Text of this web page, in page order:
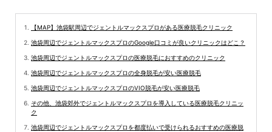
【MAP】池袋駅周辺でジェントルマックスプロがある医療脱毛クリニック
池袋周辺でジェントルマックスプロのGoogle口コミが良いクリニックはどこ？
池袋周辺でジェントルマックスプロの医療脱毛におすすめのクリニック
池袋周辺でジェントルマックスプロの全身脱毛が安い医療脱毛
池袋周辺でジェントルマックスプロのVIO脱毛が安い医療脱毛
その他、池袋郊外でジェントルマックスプロを導入している医療脱毛クリニッ
ク
池袋周辺でジェントルマックスプロを都度払いで受けられるおすすめの医療脱